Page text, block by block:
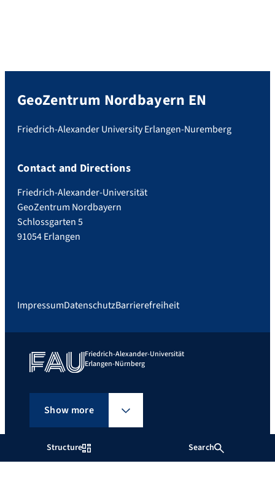
Structure Search
GeoZentrum Nordbayern EN
Friedrich-Alexander University Erlangen-Nuremberg
Contact and Directions
Friedrich-Alexander-Universität
GeoZentrum Nordbayern
Schlossgarten 5
91054 Erlangen
ImpressumDatenschutzBarrierefreiheit
Friedrich-Alexander-Universität
Erlangen-Nürnberg
Show more